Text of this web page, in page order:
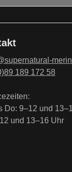
und die
*
Stern (*)
189 172 58
Do: 9–12 und
und 13–16 Uhr